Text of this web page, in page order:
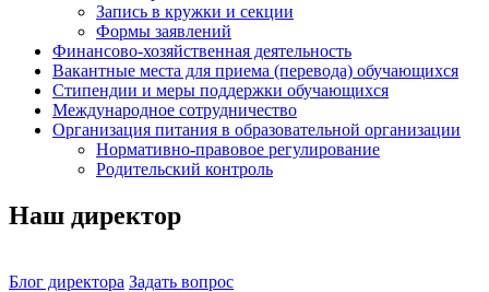
Запись в кружки и секции
Формы заявлений
Финансово-хозяйственная деятельность
Вакантные места для приема (перевода) обучающихся
Стипендии и меры поддержки обучающихся
Международное сотрудничество
Организация питания в образовательной организации
Нормативно-правовое регулирование
Родительский контроль
Наш директор
Блог директора Задать вопрос